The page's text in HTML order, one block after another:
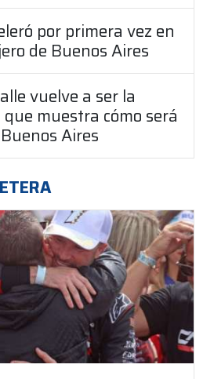
por primera vez en
de Buenos Aires
vuelve a ser la
muestra cómo será
Aires